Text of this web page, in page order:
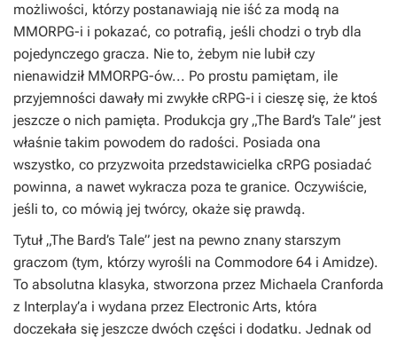
możliwości, którzy postanawiają nie iść za modą na
MMORPG-i i pokazać, co potrafią, jeśli chodzi o tryb dla
pojedynczego gracza. Nie to, żebym nie lubił czy
nienawidził MMORPG-ów... Po prostu pamiętam, ile
przyjemności dawały mi zwykłe cRPG-i i cieszę się, że ktoś
jeszcze o nich pamięta. Produkcja gry „The Bard’s Tale” jest
właśnie takim powodem do radości. Posiada ona
wszystko, co przyzwoita przedstawicielka cRPG posiadać
powinna, a nawet wykracza poza te granice. Oczywiście,
jeśli to, co mówią jej twórcy, okaże się prawdą.
Tytuł „The Bard’s Tale” jest na pewno znany starszym
graczom (tym, którzy wyrośli na Commodore 64 i Amidze).
To absolutna klasyka, stworzona przez Michaela Cranforda
z Interplay’a i wydana przez Electronic Arts, która
doczekała się jeszcze dwóch części i dodatku. Jednak od